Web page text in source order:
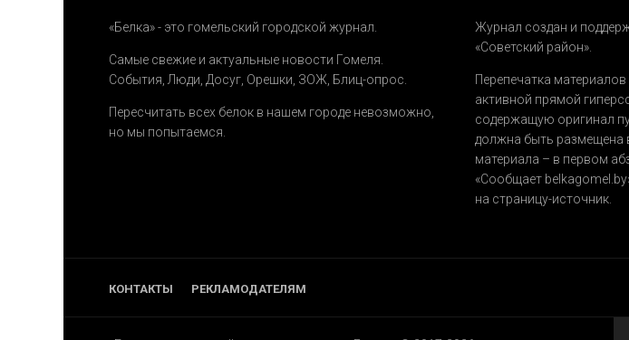
«Белка» - это гомельский городской журнал.
Самые свежие и актуальные новости Гомеля.
События Люди Досуг Орешки ЗОЖ Блиц-опрос
Пересчитать всех белок в нашем городе невозможно,
но мы попытаемся.
Журнал создан и
«Советский район».
Перепечатка
активной прямой
содержащую оригинал
должна быть размещена
материала – в первом
«Сообщает
на страницу-источник.
КОНТАКТЫ РЕКЛАМОДАТЕЛЯМ